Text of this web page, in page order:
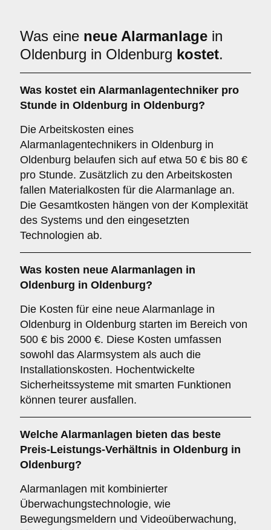
Was eine neue Alarmanlage in
Oldenburg in Oldenburg kostet.
Was kostet ein Alarmanlagentechniker pro
Stunde in Oldenburg in Oldenburg?
Die Arbeitskosten eines
Alarmanlagentechnikers in Oldenburg in
Oldenburg belaufen sich auf etwa 50 € bis 80 €
pro Stunde. Zusätzlich zu den Arbeitskosten
fallen Materialkosten für die Alarmanlage an.
Die Gesamtkosten hängen von der Komplexität
des Systems und den eingesetzten
Technologien ab.
Was kosten neue Alarmanlagen in
Oldenburg in Oldenburg?
Die Kosten für eine neue Alarmanlage in
Oldenburg in Oldenburg starten im Bereich von
500 € bis 2000 €. Diese Kosten umfassen
sowohl das Alarmsystem als auch die
Installationskosten. Hochentwickelte
Sicherheitssysteme mit smarten Funktionen
können teurer ausfallen.
Welche Alarmanlagen bieten das beste
Preis-Leistungs-Verhältnis in Oldenburg in
Oldenburg?
Alarmanlagen mit kombinierter
Überwachungstechnologie, wie
Bewegungsmeldern und Videoüberwachung,